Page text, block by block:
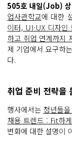
505호 내일(Job)
업사관학교에 대한
이터, UI·UX 디자
하고 취업 연계까지
제 기업에서 요구하
다.
취업 준비 전략
행사에서는 청년들
채용 트렌드 : Fit하
변화에 대한 설명이